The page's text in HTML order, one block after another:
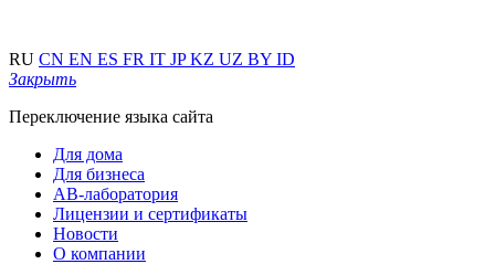
RU CN EN ES FR IT JPKZ UZ BY ID
Закрыть
Переключение языка сайта
Для дома
Для бизнеса
АВ-лаборатория
Лицензии и сертификаты
Новости
О компании